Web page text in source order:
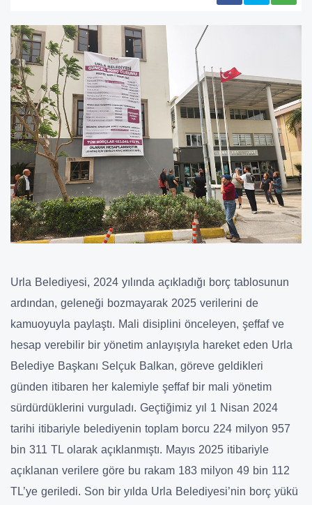
Urla Belediyesi, 2024 yılında açıkladığı borç tablosunun
ardından, geleneği bozmayarak 2025 verilerini de
kamuoyuyla paylaştı. Mali disiplini önceleyen, şeffaf ve
hesap verebilir bir yönetim anlayışıyla hareket eden Urla
Belediye Başkanı Selçuk Balkan, göreve geldikleri
günden itibaren her kalemiyle şeffaf bir mali yönetim
sürdürdüklerini vurguladı. Geçtiğimiz yıl 1 Nisan 2024
tarihi itibariyle belediyenin toplam borcu 224 milyon 957
bin 311 TL olarak açıklanmıştı. Mayıs 2025 itibariyle
açıklanan verilere göre bu rakam 183 milyon 49 bin 112
TL’ye geriledi. Son bir yılda Urla Belediyesi’nin borç yükü